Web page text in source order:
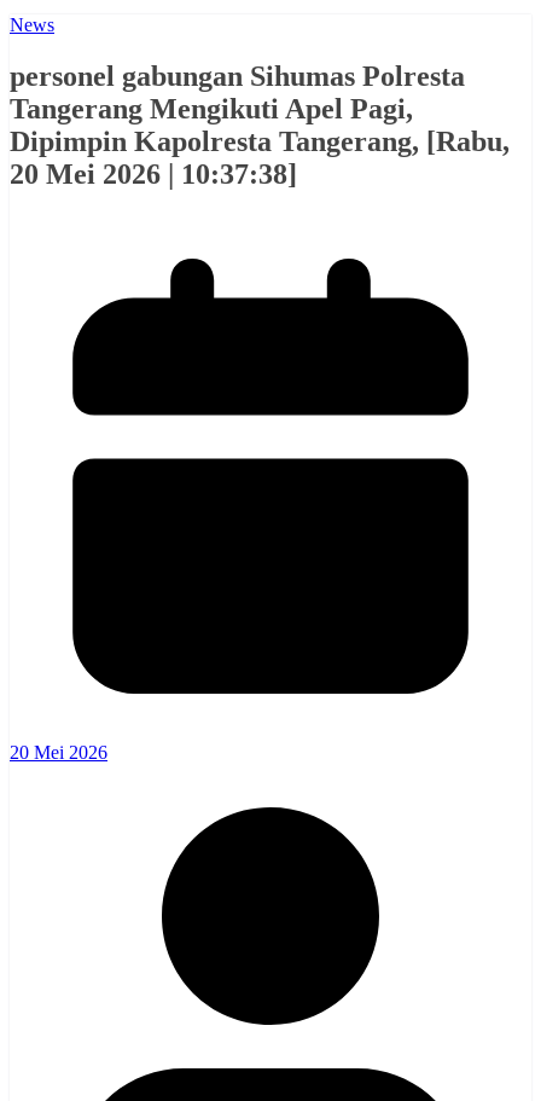
News
personel gabungan Sihumas Polresta
Tangerang Mengikuti Apel Pagi,
Dipimpin Kapolresta Tangerang, [Rabu,
20 Mei 2026 | 10:37:38]
20 Mei 2026